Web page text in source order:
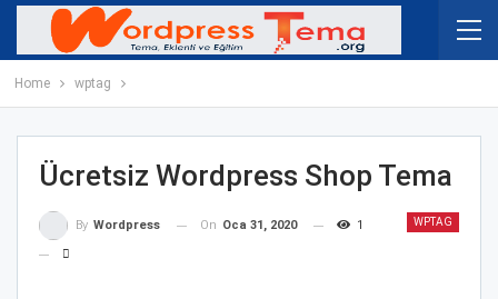
Home wptag
Ücretsiz Wordpress Shop Tema
WPTAG
By Wordpress On Oca 31, 2020 1